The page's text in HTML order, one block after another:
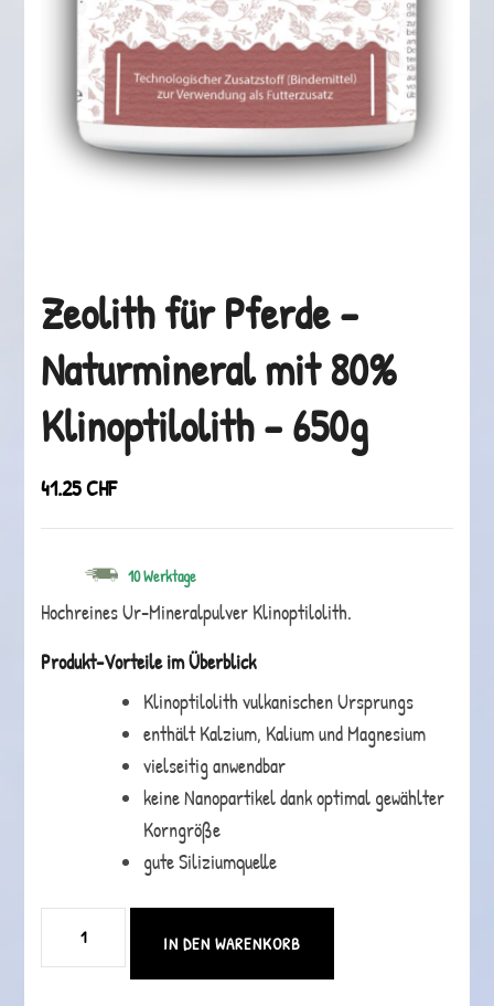
Zeolith für Pferde –
Naturmineral mit 80%
Klinoptilolith – 650g
41.25CHF
10 Werktage
Hochreines Ur-Mineralpulver Klinoptilolith.
Produkt-Vorteile im Überblick
Klinoptilolith vulkanischen Ursprungs
enthält Kalzium, Kalium und Magnesium
vielseitig anwendbar
keine Nanopartikel dank optimal gewählter
Korngröße
gute Siliziumquelle
Zeolith
für
IN DEN WARENKORB